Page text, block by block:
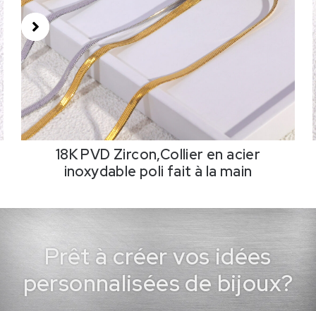
18K PVD Zircon,Collier en acier
inoxydable poli fait à la main
Prêt à créer vos idées
personnalisées de bijoux?